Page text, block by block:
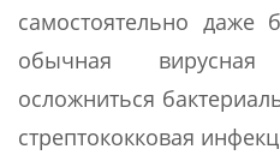
самостоятельно
обычная
осложниться
стрептококковая